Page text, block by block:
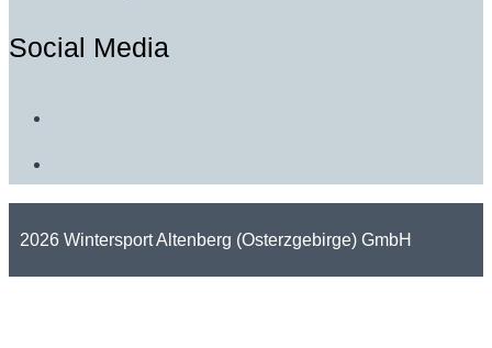
Social Media
2026 Wintersport Altenberg (Osterzgebirge) GmbH